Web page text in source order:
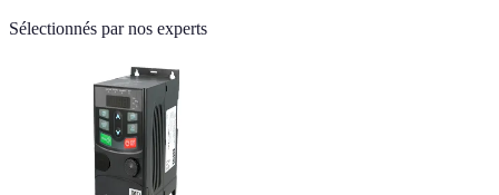
Sélectionnés par nos experts